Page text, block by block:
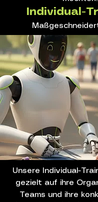
Individual-
Unsere Individual-
gezielt auf ihre
Teams und ihre